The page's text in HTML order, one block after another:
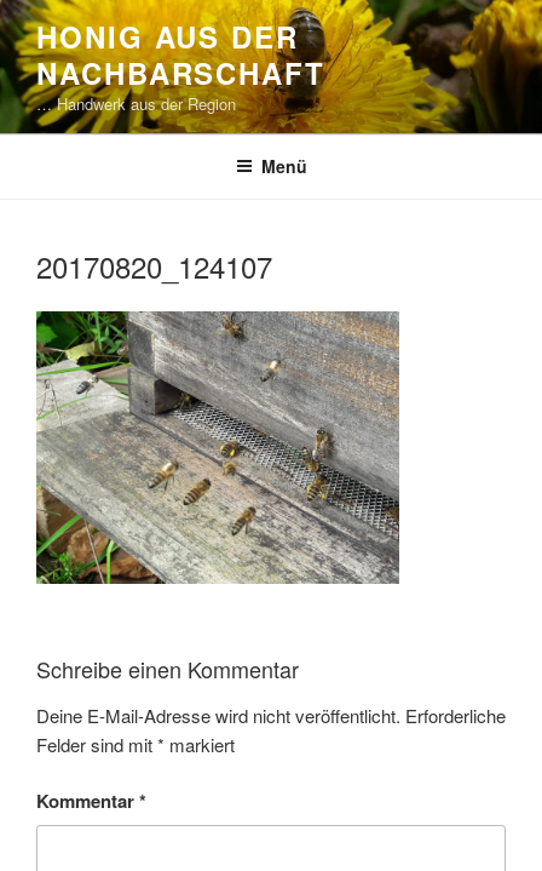
Zum
Inhalt
springen
HONIG AUS DER
NACHBARSCHAFT
… Handwerk aus der Region
Menü
20170820_124107
Schreibe einen Kommentar
Deine E-Mail-Adresse wird nicht veröffentlicht. Erforderliche
Felder sind mit* markiert
Kommentar*